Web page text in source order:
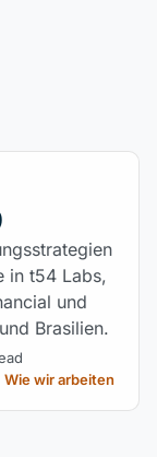
in t54 Labs,
und
Brasilien.
Wie wir arbeiten